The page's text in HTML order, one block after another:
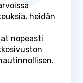
heidän
nopeasti